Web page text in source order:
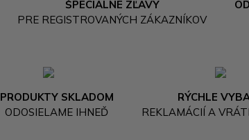
ŠPECIÁLNE ZĽAVY
PRE REGISTROVANÝCH ZÁKAZNÍKOV
PRODUKTY SKLADOM
ODOSIELAME IHNEĎ
RÝCHLE
REKLAMÁCIÍ A